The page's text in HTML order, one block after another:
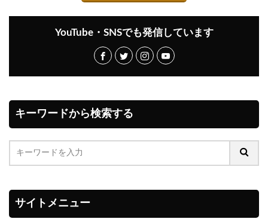
YouTube・SNSでも発信しています
キーワードから検索する
サイトメニュー